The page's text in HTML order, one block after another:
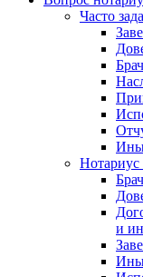
Часто
Нотариус
и